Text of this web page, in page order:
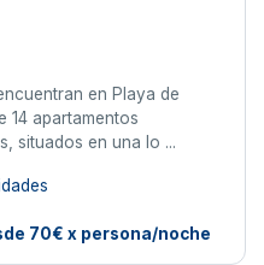
en Playa de
14 apartamentos
situados en una lo ...
70€ x persona/noche